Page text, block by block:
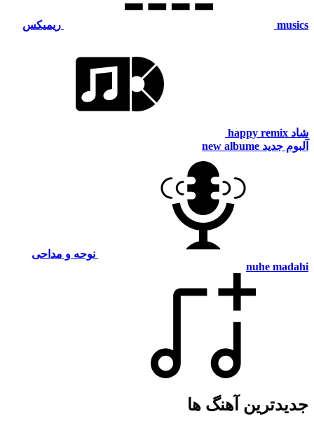
musics ریمیکس
شاد happy remix
آلبوم جدید new albume
نوحه و مداحی
nuhe madahi
جدیدترین آهنگ ها